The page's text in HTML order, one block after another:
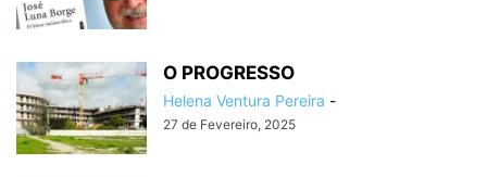
O PROGRESSO
Helena Ventura Pereira -
27 de Fevereiro, 2025